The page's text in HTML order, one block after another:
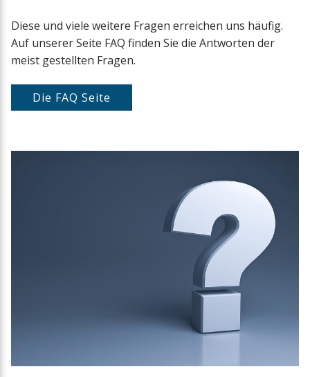
Diese und viele weitere Fragen erreichen uns häufig.
Auf unserer Seite FAQ finden Sie die Antworten der
meist gestellten Fragen.
Die FAQ Seite